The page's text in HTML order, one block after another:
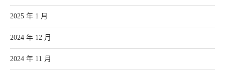
2025 年 1 月
2024 年 12 月
2024 年 11 月